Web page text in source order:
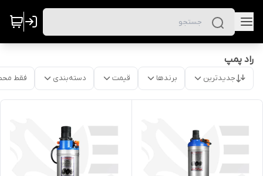
راد پمپ
جدیدترین برندها قیمت دسته‌بندی فقط